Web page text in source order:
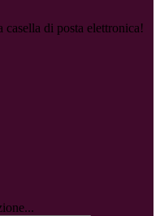
di posta elettronica!